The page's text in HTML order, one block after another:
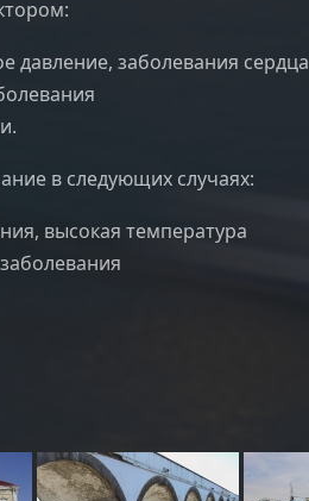
давление, заболевания сердца
в следующих случаях:
высокая температура